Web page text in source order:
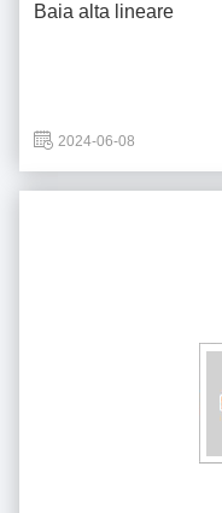
Baia alta lineare
2024-06-08